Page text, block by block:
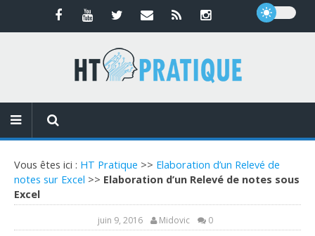
Vous êtes ici : HT Pratique >> Elaboration d’un Relevé de
notes sur Excel >> Elaboration d’un Relevé de notes sous
Excel
juin 9, 2016 Midovic 0